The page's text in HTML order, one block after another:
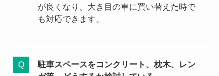
が良くなり、大き目の車に買い替えた時で
も対応できます。
駐車スペースをコンクリート、枕木、レン